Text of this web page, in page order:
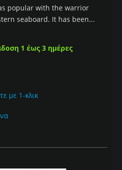
popular with the warrior
seaboard. It has been...
1 έως 3 ημέρες
με 1-κλικ